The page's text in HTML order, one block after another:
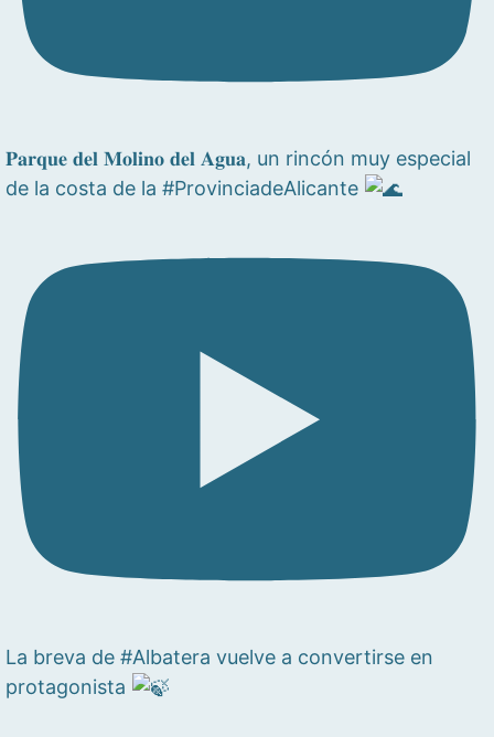
𝐏𝐚𝐫𝐪𝐮𝐞 𝐝𝐞𝐥 𝐌𝐨𝐥𝐢𝐧𝐨 𝐝𝐞𝐥 𝐀𝐠𝐮𝐚, un rincón muy especial
de la costa de la #ProvinciadeAlicante
La breva de #Albatera vuelve a convertirse en
protagonista